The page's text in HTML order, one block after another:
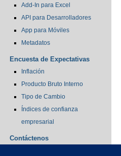
Add-In para Excel
API para Desarrolladores
App para Móviles
Metadatos
Encuesta de Expectativas
Inflación
Producto Bruto Interno
Tipo de Cambio
Índices de confianza
empresarial
Contáctenos